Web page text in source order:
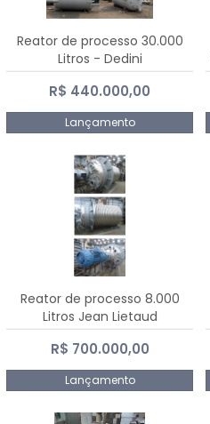
Reator de processo 30.000
Litros - Dedini
R$ 440.000,00
Lançamento
Reator de processo 8.000
Litros Jean Lietaud
R$ 700.000,00
Lançamento